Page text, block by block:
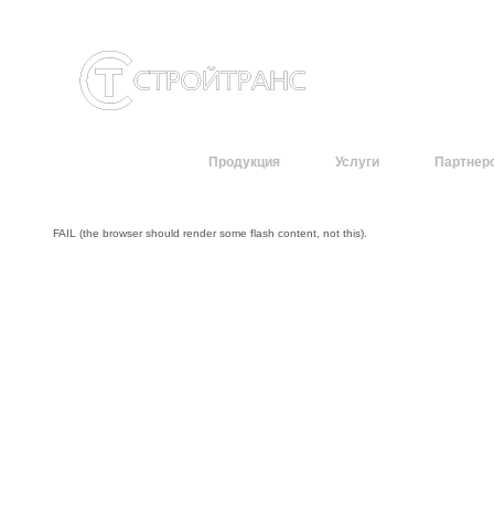
Продукция Услуги
FAIL (the browser should render some flash content, not this).